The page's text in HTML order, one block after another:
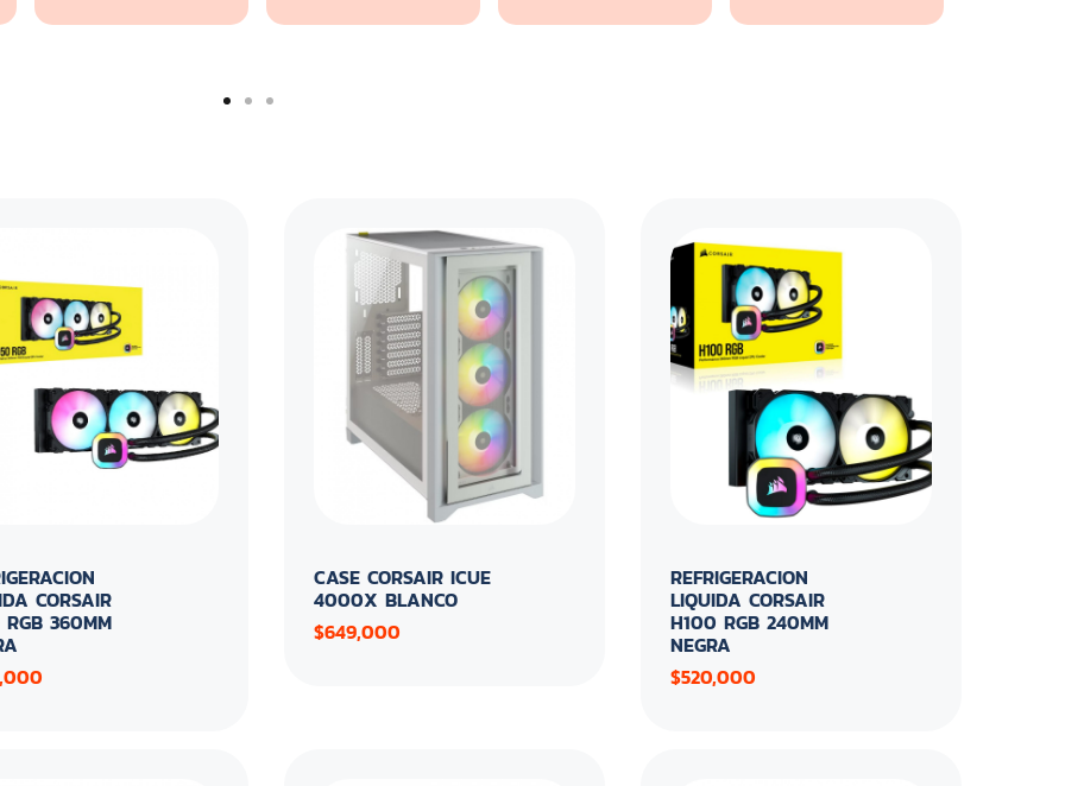
CORSAIR
RGB 360MM
CASE CORSAIR ICUE
4000X BLANCO
$649,000
REFRIGERACION
LIQUIDA CORSAIR
H100 RGB 240MM
NEGRA
$520,000